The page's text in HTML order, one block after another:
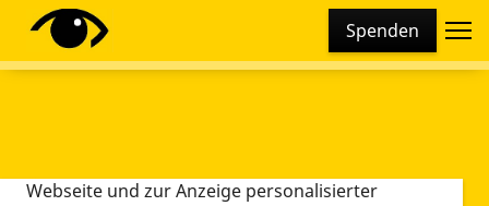
Spenden
Diese Webseite setzt verschiedene Cookies und
Tracking-Tools ein. Dies beinhaltet Cookies und
Webseite und zur Anzeige personalisierter